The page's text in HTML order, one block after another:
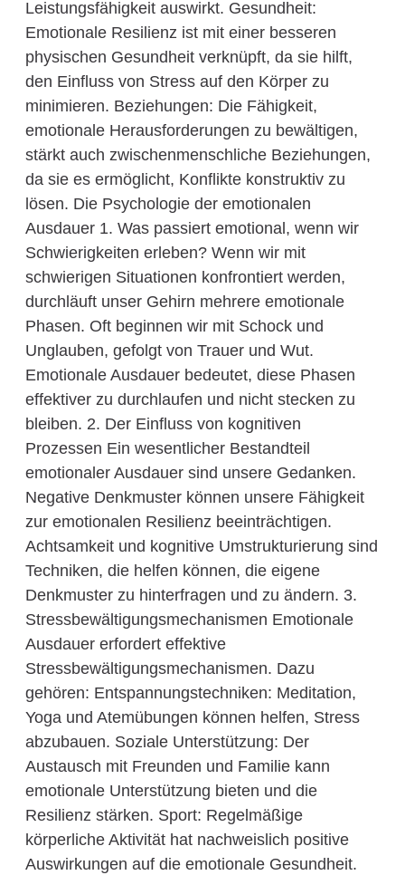
Leistungsfähigkeit auswirkt. Gesundheit:
Emotionale Resilienz ist mit einer besseren
physischen Gesundheit verknüpft, da sie hilft,
den Einfluss von Stress auf den Körper zu
minimieren. Beziehungen: Die Fähigkeit,
emotionale Herausforderungen zu bewältigen,
stärkt auch zwischenmenschliche Beziehungen,
da sie es ermöglicht, Konflikte konstruktiv zu
lösen. Die Psychologie der emotionalen
Ausdauer 1. Was passiert emotional, wenn wir
Schwierigkeiten erleben? Wenn wir mit
schwierigen Situationen konfrontiert werden,
durchläuft unser Gehirn mehrere emotionale
Phasen. Oft beginnen wir mit Schock und
Unglauben, gefolgt von Trauer und Wut.
Emotionale Ausdauer bedeutet, diese Phasen
effektiver zu durchlaufen und nicht stecken zu
bleiben. 2. Der Einfluss von kognitiven
Prozessen Ein wesentlicher Bestandteil
emotionaler Ausdauer sind unsere Gedanken.
Negative Denkmuster können unsere Fähigkeit
zur emotionalen Resilienz beeinträchtigen.
Achtsamkeit und kognitive Umstrukturierung sind
Techniken, die helfen können, die eigene
Denkmuster zu hinterfragen und zu ändern. 3.
Stressbewältigungsmechanismen Emotionale
Ausdauer erfordert effektive
Stressbewältigungsmechanismen. Dazu
gehören: Entspannungstechniken: Meditation,
Yoga und Atemübungen können helfen, Stress
abzubauen. Soziale Unterstützung: Der
Austausch mit Freunden und Familie kann
emotionale Unterstützung bieten und die
Resilienz stärken. Sport: Regelmäßige
körperliche Aktivität hat nachweislich positive
Auswirkungen auf die emotionale Gesundheit.